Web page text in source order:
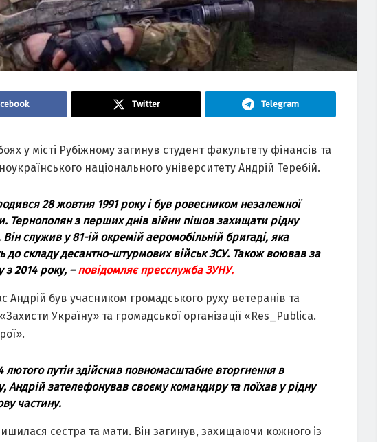
Twitter Telegram
у місті Рубіжному загинув студент факультету фінансів та
національного університету Андрій Теребій.
28 жовтня 1991 року і був ровесником незалежної
Тернополян з перших днів війни пішов захищати рідну
служив у 81-ій окремій аеромобільній бригаді, яка
до складу десантно-штурмових військ ЗСУ. Також воював за
з 2014 року, –повідомляє пресслужба ЗУНУ.
Андрій був учасником громадського руху ветеранів та
Україну» та громадської організації «Res_Publica.
лютого путін здійснив повномасштабне вторгнення в
Андрій зателефонував своєму командиру та поїхав у рідну
частину.
сестра та мати. Він загинув, захищаючи кожного із